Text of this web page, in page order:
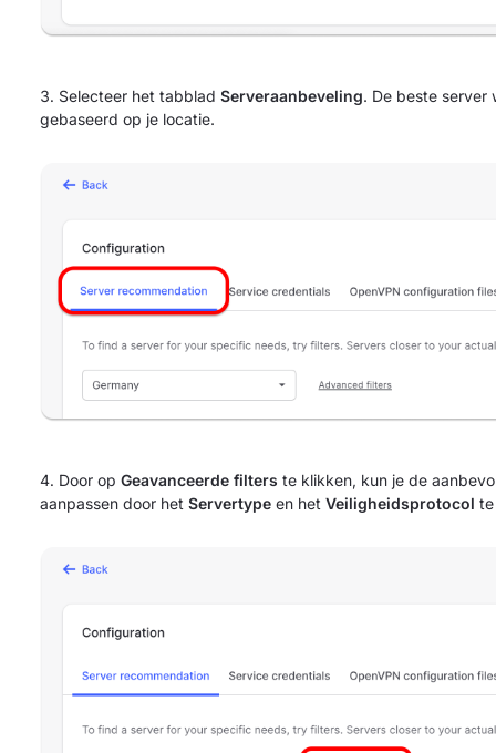
Selecteer het tabblad Serveraanbeveling. De beste server
gebaseerd op je locatie.
Door op Geavanceerde filters te klikken, kun je de
aanpassen door het Servertype en het Veiligheidsprotocol